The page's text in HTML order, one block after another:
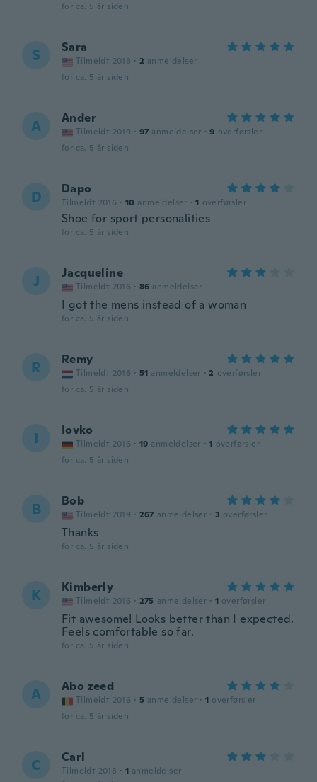
for ca. 5 år siden
S Sara
Tilmeldt 2018 · 2 anmeldelser
for ca. 5 år siden
A Ander
Tilmeldt 2019 · 97 anmeldelser · 9 overførsler
for ca. 5 år siden
D Dapo
Tilmeldt 2016 · 10 anmeldelser · 1 overførsler
Shoe for sport personalities
for ca. 5 år siden
J Jacqueline
Tilmeldt 2016 · 86 anmeldelser
I got the mens instead of a woman
for ca. 5 år siden
R Remy
Tilmeldt 2016 · 51 anmeldelser · 2 overførsler
for ca. 5 år siden
I Iovko
Tilmeldt 2016 · 19 anmeldelser · 1 overførsler
for ca. 5 år siden
B Bob
Tilmeldt 2019 · 267 anmeldelser · 3 overførsler
Thanks
for ca. 5 år siden
K Kimberly
Tilmeldt 2016 · 275 anmeldelser · 1 overførsler
Fit awesome! Looks better than I expected.
Feels comfortable so far.
for ca. 5 år siden
A Abo zeed
Tilmeldt 2016 · 5 anmeldelser · 1 overførsler
for ca. 5 år siden
C Carl
Tilmeldt 2018 · 1 anmeldelser